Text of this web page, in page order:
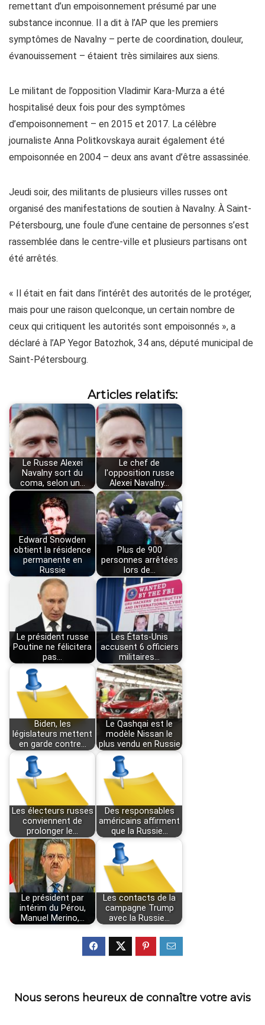
remettant d’un empoisonnement présumé par une
substance inconnue. Il a dit à l’AP que les premiers
symptômes de Navalny – perte de coordination, douleur,
évanouissement – étaient très similaires aux siens.
Le militant de l’opposition Vladimir Kara-Murza a été
hospitalisé deux fois pour des symptômes
d’empoisonnement – en 2015 et 2017. La célèbre
journaliste Anna Politkovskaya aurait également été
empoisonnée en 2004 – deux ans avant d’être assassinée.
Jeudi soir, des militants de plusieurs villes russes ont
organisé des manifestations de soutien à Navalny. À Saint-
Pétersbourg, une foule d’une centaine de personnes s’est
rassemblée dans le centre-ville et plusieurs partisans ont
été arrêtés.
« Il était en fait dans l’intérêt des autorités de le protéger,
mais pour une raison quelconque, un certain nombre de
ceux qui critiquent les autorités sont empoisonnés », a
déclaré à l’AP Yegor Batozhok, 34 ans, député municipal de
Saint-Pétersbourg.
Articles relatifs:
Le Russe Alexei
Navalny sort du
coma, selon un…
Le chef de
l'opposition russe
Alexei Navalny…
Edward Snowden
obtient la résidence
permanente en
Russie
Plus de 900
personnes arrêtées
lors de…
Le président russe
Poutine ne félicitera
pas…
Les États-Unis
accusent 6 officiers
militaires…
Biden, les
législateurs mettent
en garde contre…
Le Qashqai est le
modèle Nissan le
plus vendu en Russie
Les électeurs russes
conviennent de
prolonger le…
Des responsables
américains affirment
que la Russie…
Le président par
intérim du Pérou,
Manuel Merino,…
Les contacts de la
campagne Trump
avec la Russie…
Nous serons heureux de connaître votre avis